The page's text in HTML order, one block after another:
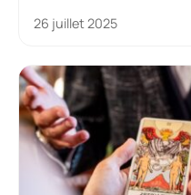
26 juillet 2025